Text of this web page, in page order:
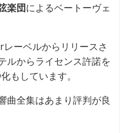
楽団によるベートーヴェ
ーベルからリリースさ
ルからライセンス許諾を
もしています。
曲全集はあまり評判が良